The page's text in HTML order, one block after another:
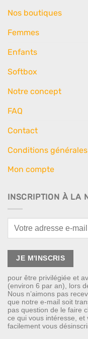
Nos boutiques
Femmes
Enfants
Softbox
Notre concept
FAQ
Contact
Conditions
Mon compte
INSCRIPTION À LA
pour être privilégiée et
(environ 6 par an), lors
Nous n’aimons pas
que notre e-mail soit
pas question de le faire
ce qui vous intéresse,
facilement vous